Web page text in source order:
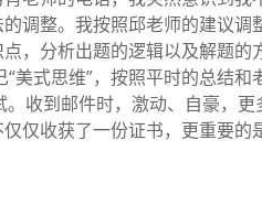
调整。我按照邱老师的建议
，分析出题的逻辑以及解题的
“美式思维”，按照平时的总结
。收到邮件时，激动、自豪，
仅收获了一份证书，更重要的